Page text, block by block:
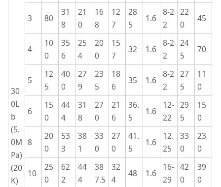
30
0L
b
(5.
0M
Pa)
(20
K)
3 80
31
8
21
0
16
8
12
7
28
5
1.6
8-2
2
22
0
45
4
10
0
35
6
25
4
20
0
15
7
32 1.6
8-2
2
24
5
70
5
12
5
40
0
27
9
23
5
18
6
35 1.6
8-2
2
27
5
11
0
6
15
0
44
4
31
8
27
0
21
6
36.
5
1.6
12-
22
29
5
15
0
8
20
0
53
3
38
1
33
0
27
0
41.
5
1.6
12.
25
33
0
23
0
10
25
0
62
2
44
4
38
7.5
32
4
48 1.6
16-
29
42
0
39
0